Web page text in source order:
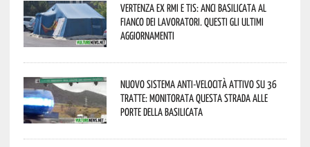
Vertenza ex RMI e TIS: ANCI Basilicata al
fianco dei lavoratori. Questi gli ultimi
aggiornamenti
Nuovo sistema anti-velocità attivo su 36
tratte: monitorata questa strada alle
porte della Basilicata